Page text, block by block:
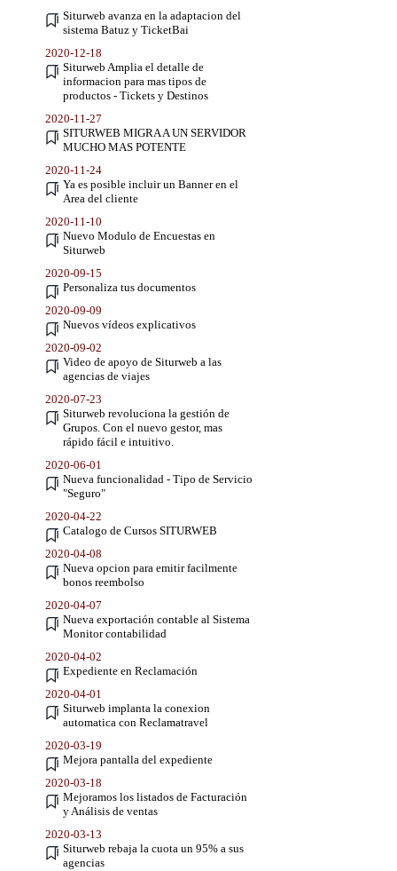
Siturweb avanza en la adaptacion del
sistema Batuz y TicketBai
2020-12-18
Siturweb Amplia el detalle de
informacion para mas tipos de
productos - Tickets y Destinos
2020-11-27
SITURWEB MIGRA A UN SERVIDOR
MUCHO MAS POTENTE
2020-11-24
Ya es posible incluir un Banner en el
Area del cliente
2020-11-10
Nuevo Modulo de Encuestas en
Siturweb
2020-09-15
Personaliza tus documentos
2020-09-09
Nuevos vídeos explicativos
2020-09-02
Video de apoyo de Siturweb a las
agencias de viajes
2020-07-23
Siturweb revoluciona la gestión de
Grupos. Con el nuevo gestor, mas
rápido fácil e intuitivo.
2020-06-01
Nueva funcionalidad - Tipo de Servicio
"Seguro"
2020-04-22
Catalogo de Cursos SITURWEB
2020-04-08
Nueva opcion para emitir facilmente
bonos reembolso
2020-04-07
Nueva exportación contable al Sistema
Monitor contabilidad
2020-04-02
Expediente en Reclamación
2020-04-01
Siturweb implanta la conexion
automatica con Reclamatravel
2020-03-19
Mejora pantalla del expediente
2020-03-18
Mejoramos los listados de Facturación
y Análisis de ventas
2020-03-13
Siturweb rebaja la cuota un 95% a sus
agencias